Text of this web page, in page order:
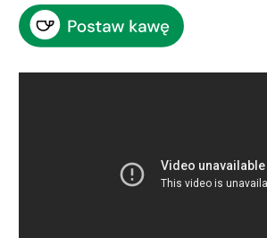
Wsparcie